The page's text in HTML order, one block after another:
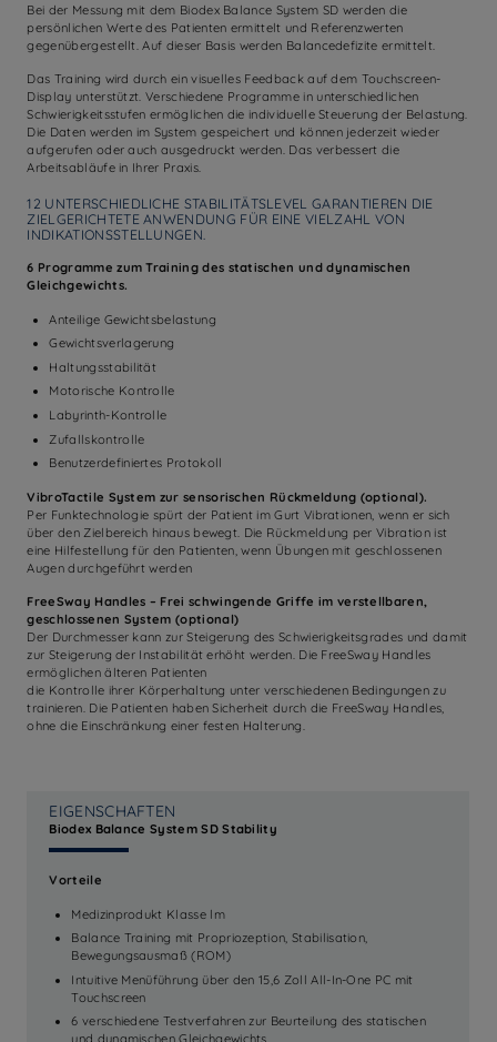
Bei der Messung mit dem Biodex Balance System SD werden die
persönlichen Werte des Patienten ermittelt und Referenzwerten
gegenübergestellt. Auf dieser Basis werden Balancedefizite ermittelt.
Das Training wird durch ein visuelles Feedback auf dem Touchscreen-
Display unterstützt. Verschiedene Programme in unterschiedlichen
Schwierigkeitsstufen ermöglichen die individuelle Steuerung der Belastung.
Die Daten werden im System gespeichert und können jederzeit wieder
aufgerufen oder auch ausgedruckt werden. Das verbessert die
Arbeitsabläufe in Ihrer Praxis.
12 UNTERSCHIEDLICHE STABILITÄTSLEVEL GARANTIEREN DIE
ZIELGERICHTETE ANWENDUNG FÜR EINE VIELZAHL VON
INDIKATIONSSTELLUNGEN.
6 Programme zum Training des statischen und dynamischen
Gleichgewichts.
Anteilige Gewichtsbelastung
Gewichtsverlagerung
Haltungsstabilität
Motorische Kontrolle
Labyrinth-Kontrolle
Zufallskontrolle
Benutzerdefiniertes Protokoll
VibroTactile System zur sensorischen Rückmeldung (optional).
Per Funktechnologie spürt der Patient im Gurt Vibrationen, wenn er sich
über den Zielbereich hinaus bewegt. Die Rückmeldung per Vibration ist
eine Hilfestellung für den Patienten, wenn Übungen mit geschlossenen
Augen durchgeführt werden
FreeSway Handles – Frei schwingende Griffe im verstellbaren,
geschlossenen System (optional)
Der Durchmesser kann zur Steigerung des Schwierigkeitsgrades und damit
zur Steigerung der Instabilität erhöht werden. Die FreeSway Handles
ermöglichen älteren Patienten
die Kontrolle ihrer Körperhaltung unter verschiedenen Bedingungen zu
trainieren. Die Patienten haben Sicherheit durch die FreeSway Handles,
ohne die Einschränkung einer festen Halterung.
EIGENSCHAFTEN
Biodex Balance System SD Stability
Vorteile
Medizinprodukt Klasse lm
Balance Training mit Propriozeption, Stabilisation,
Bewegungsausmaß (ROM)
Intuitive Menüführung über den 15,6 Zoll All-In-One PC mit
Touchscreen
6 verschiedene Testverfahren zur Beurteilung des statischen